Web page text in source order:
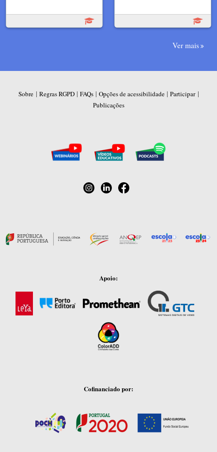
Ver mais
Sobre | Regras RGPD| FAQs| Opções de acessibilidade| Participar|
Publicações
Apoio:
Cofinanciado por: